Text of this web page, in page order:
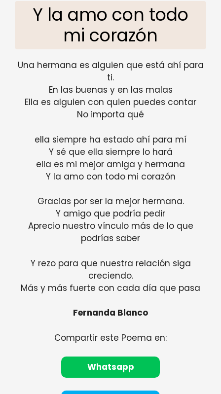
Y la amo con todo
mi corazón
Una hermana es alguien que está ahí para
ti.
En las buenas y en las malas
Ella es alguien con quien puedes contar
No importa qué
ella siempre ha estado ahí para mí
Y sé que ella siempre lo hará
ella es mi mejor amiga y hermana
Y la amo con todo mi corazón
Gracias por ser la mejor hermana.
Y amigo que podría pedir
Aprecio nuestro vínculo más de lo que
podrías saber
Y rezo para que nuestra relación siga
creciendo.
Más y más fuerte con cada día que pasa
Fernanda Blanco
Compartir este Poema en:
Whatsapp